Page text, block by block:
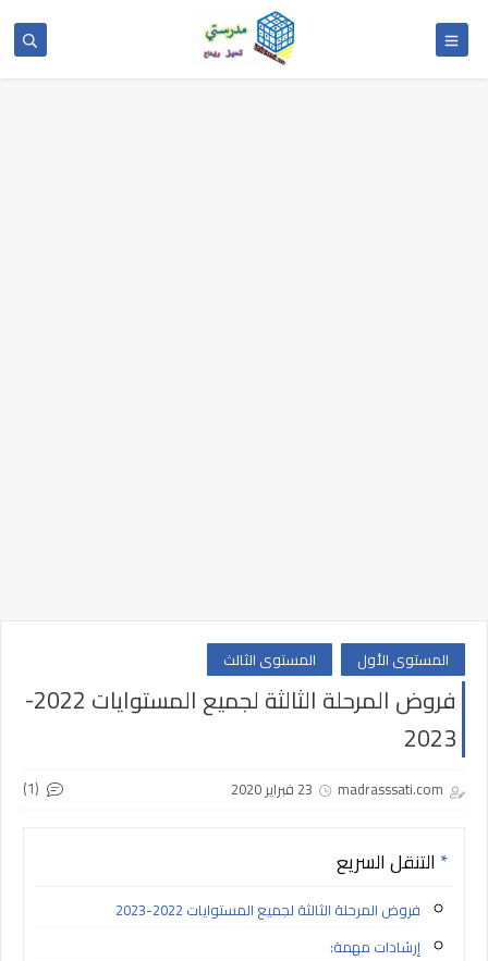
المستوى الأول المستوى الثالث
فروض المرحلة الثالثة لجميع المستوايات 2022-
2023
madrasssati.com 23 فبراير 2020 (1)
التنقل السريع
فروض المرحلة الثالثة لجميع المستوايات 2022-2023
إرشادات مهمة: